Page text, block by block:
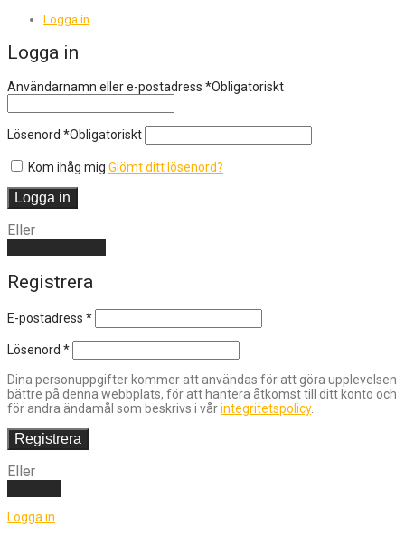
Logga in
Logga in
Användarnamn eller e-postadress *Obligatoriskt
Lösenord *Obligatoriskt
Kom ihåg mig Glömt ditt lösenord?
Logga in
Eller
Registrera
E-postadress *
Lösenord *
Dina personuppgifter kommer att användas för att göra upplevelsen
bättre på denna webbplats, för att hantera åtkomst till ditt konto och
för andra ändamål som beskrivs i vårintegritetspolicy.
Registrera
Eller
Logga in